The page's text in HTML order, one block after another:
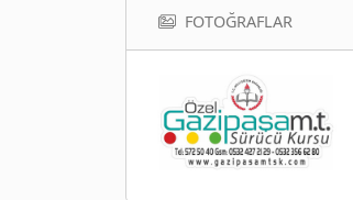
FOTOĞRAFLAR